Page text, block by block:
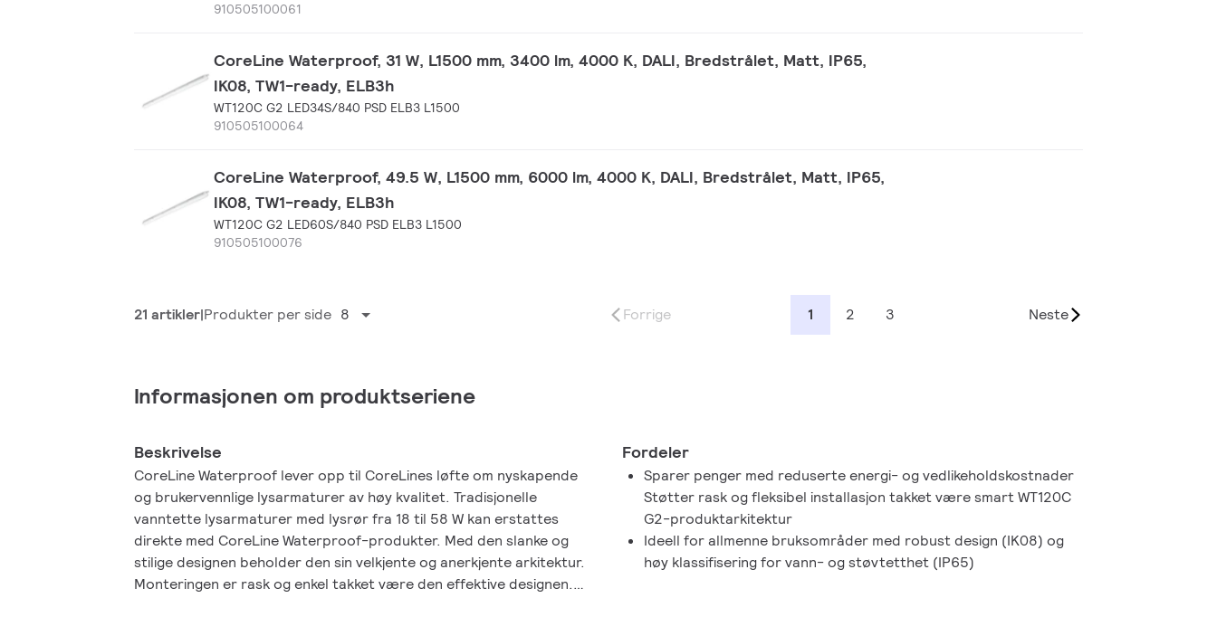
910505100061
CoreLine Waterproof, 31 W, L1500 mm, 3400 lm, 4000 K, DALI, Bredstrålet, Matt, IP65,
IK08, TW1-ready, ELB3h
WT120C G2 LED34S/840 PSD ELB3 L1500
910505100064
CoreLine Waterproof, 49.5 W, L1500 mm, 6000 lm, 4000 K, DALI, Bredstrålet, Matt, IP65,
IK08, TW1-ready, ELB3h
WT120C G2 LED60S/840 PSD ELB3 L1500
910505100076
21 artikler Produkter per side 8 Forrige 1 2 3 Neste
Informasjonen om produktseriene
Beskrivelse
CoreLine Waterproof lever opp til CoreLines løfte om nyskapende
og brukervennlige lysarmaturer av høy kvalitet. Tradisjonelle
vanntette lysarmaturer med lysrør fra 18 til 58 W kan erstattes
direkte med CoreLine Waterproof-produkter. Med den slanke og
stilige designen beholder den sin velkjente og anerkjente arkitektur.
Monteringen er rask og enkel takket være den effektive designen.
Fordeler
Sparer penger med reduserte energi- og vedlikeholdskostnader
Støtter rask og fleksibel installasjon takket være smart WT120C
G2-produktarkitektur
Ideell for allmenne bruksområder med robust design (IK08) og
høy klassifisering for vann- og støvtetthet (IP65)